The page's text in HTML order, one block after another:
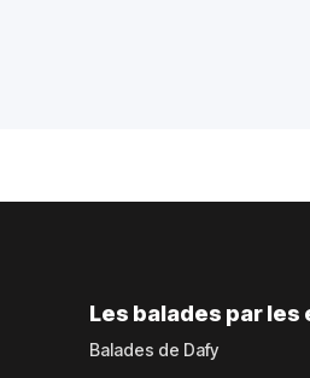
Les balades par les
Balades de Dafy